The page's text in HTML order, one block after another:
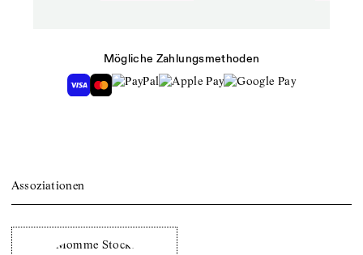
Mögliche Zahlungsmethoden
Assoziationen